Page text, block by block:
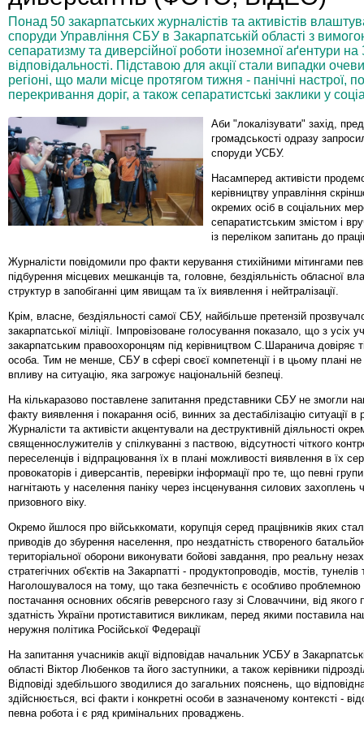
Понад 50 закарпатських журналістів та активістів
споруди Управління СБУ в Закарпатській області з
сепаратизму та диверсійної роботи іноземної аґентури
відповідальності. Підставою для акції стали випадки
регіоні, що мали місце протягом тижня - панічні настрої,
перекривання доріг, а також сепаратистські заклики у
Аби "локалізувати" захід,
громадськості одразу
споруди УСБУ.
Насамперед активісти
керівництву управління
окремих осіб в соціальних
сепаратистським змістом і
із переліком запитань до
Журналісти повідомили про факти керування стихійними мітингами
підбурення місцевих мешканців та, головне, бездіяльність обласної
структур в запобіганні цим явищам та їх виявлення і нейтралізації.
Крім, власне, бездіяльності самої СБУ, найбільше претензій
закарпатської міліції. Імпровізоване голосування показало, що з усіх
закарпатським правоохоронцям під керівництвом С.Шаранича довіряє
особа. Тим не менше, СБУ в сфері своєї компетенції і в цьому плані не
впливу на ситуацію, яка загрожує національній безпеці.
На кількаразово поставлене запитання представники СБУ не змогли
факту виявлення і покарання осіб, винних за дестабілізацію ситуації в
Журналісти та активісти акцентували на деструктивній діяльності
священнослужителів у спілкуванні з паствою, відсутності чіткого
переселенців і відпрацювання їх в плані можливості виявлення в їх
провокаторів і диверсантів, перевірки інформації про те, що певні
нагнітають у населення паніку через інсценування силових захоплень
призовного віку.
Окремо йшлося про військкомати, корупція серед працівників яких
приводів до збурення населення, про нездатність створеного
територіальної оборони виконувати бойові завдання, про реальну
стратегічних об'єктів на Закарпатті - продуктопроводів, мостів,
Наголошувалося на тому, що така безпечність є особливо
постачання основних обсягів реверсного газу зі Словаччини, від
здатність України протиставитися викликам, перед якими поставила
неружня політика Російської Федерації
На запитання учасників акції відповідав начальник УСБУ в
області Віктор Любенков та його заступники, а також керівники
Відповіді здебільшого зводилися до загальних пояснень, що
здійснюється, всі факти і конкретні особи в зазначеному контексті -
певна робота і є ряд кримінальних проваджень.